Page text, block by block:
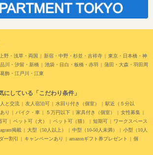
野・浅草・両国 新宿・中野・杉並・吉祥寺
東京・日本橋・神
品川・汐留・新橋 池袋・目白・板橋・赤羽
蒲田・大森・羽田周
葛飾・江戸川・江東
にしている「こだわり条件」
と交流 友人宿泊可 水回り付き（個室）
駅近（５分以
り バイク・車 ５万円以下 家具付き（個室）
女性募集
可 ペット可（犬） ペット可（猫） 短期可
ワークスペース
掲載 大型（50人以上） 中型（10-50人未満）
小型（10人
ー割引 キャンペーンあり amazonギフト券プレゼント
個